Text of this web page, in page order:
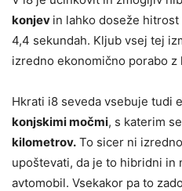
konjev in lahko doseže
4,4 sekundah. Kljub vsej tej
izredno ekonomično porabo z
Hkrati i8 seveda vsebuje tudi
konjskimi močmi, s katerim
kilometrov. To sicer ni
upoštevati, da je to hibridni in
avtomobil. Vsekakor pa to